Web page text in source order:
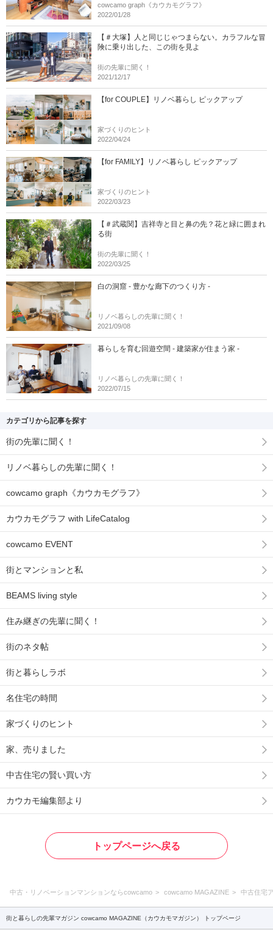
cowcamo graph《カウカモグラフ》
2022/01/28
【＃大塚】人と同じじゃつまらない。カラフルな冒
険に乗り出した、この街を見よ
街の先輩に聞く！
2021/12/17
【for COUPLE】リノベ暮らし ピックアップ
家づくりのヒント
2022/04/24
【for FAMILY】リノベ暮らし ピックアップ
家づくりのヒント
2022/03/23
【＃武蔵関】吉祥寺と目と鼻の先？花と緑に囲まれ
る街
街の先輩に聞く！
2022/03/25
白の洞窟 - 豊かな廊下のつくり方 -
リノベ暮らしの先輩に聞く！
2021/09/08
暮らしを育む回遊空間 - 建築家が住まう家 -
リノベ暮らしの先輩に聞く！
2022/07/15
カテゴリから記事を探す
街の先輩に聞く！
リノベ暮らしの先輩に聞く！
cowcamo graph《カウカモグラフ》
カウカモグラフ with LifeCatalog
cowcamo EVENT
街とマンションと私
BEAMS living style
住み継ぎの先輩に聞く！
街のネタ帖
街と暮らしラボ
名住宅の時間
家づくりのヒント
家、売りました
中古住宅の賢い買い方
カウカモ編集部より
トップページへ戻る
中古・リノベーションマンションならcowcamo cowcamo MAGAZINE 中古住宅
街と暮らしの先輩マガジン cowcamo MAGAZINE（カウカモマガジン） トップページ